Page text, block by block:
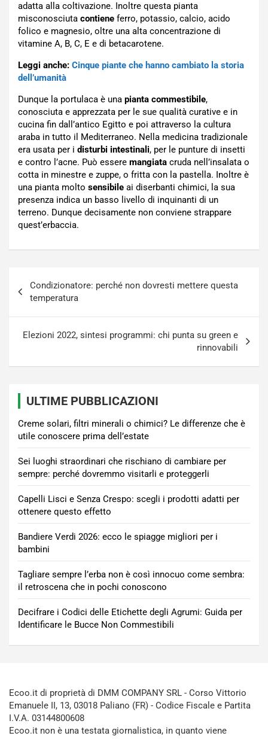
adatta alla coltivazione. Inoltre questa pianta
misconosciuta contiene ferro, potassio, calcio, acido
folico e magnesio, oltre una alta concentrazione di
vitamine A, B, C, E e di betacarotene.
Leggi anche: Cinque piante che hanno cambiato la storia
dell’umanità
Dunque la portulaca è una pianta commestibile,
conosciuta e apprezzata per le sue qualità curative e in
cucina fin dall’antico Egitto e poi attraverso la cultura
araba in tutto il Mediterraneo. Nella medicina tradizionale
era usata per i disturbi intestinali, per le punture di insetti
e contro l’acne. Può essere mangiata cruda nell’insalata o
cotta in minestre e zuppe, o fritta con la pastella. Inoltre è
una pianta molto sensibile ai diserbanti chimici, la sua
presenza indica un basso livello di inquinanti di un
terreno. Dunque decisamente non conviene strappare
quest’erbaccia.
articoli
Condizionatore: perché non dovresti mettere questa
temperatura
Elezioni 2022, sintesi programmi: chi punta su green e
rinnovabili
ULTIME PUBBLICAZIONI
Creme solari, filtri minerali o chimici? Le differenze che è
utile conoscere prima dell’estate
Sei luoghi straordinari che rischiano di cambiare per
sempre: perché dovremmo visitarli e proteggerli
Capelli Lisci e Senza Crespo: scegli i prodotti adatti per
ottenere questo effetto
Bandiere Verdi 2026: ecco le spiagge migliori per i
bambini
Tagliare sempre l’erba non è così innocuo come sembra:
il retroscena che in pochi conoscono
Decifrare i Codici delle Etichette degli Agrumi: Guida per
Identificare le Bucce Non Commestibili
Ecoo.it di proprietà di DMM COMPANY SRL - Corso Vittorio
Emanuele II, 13, 03018 Paliano (FR) - Codice Fiscale e Partita
I.V.A. 03144800608
Ecoo.it non è una testata giornalistica, in quanto viene